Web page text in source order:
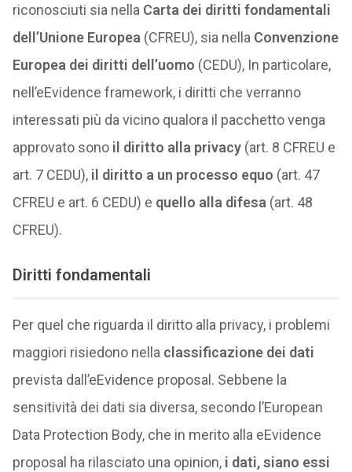
riconosciuti sia nella Carta dei diritti fondamentali
dell’Unione Europea (CFREU), sia nella Convenzione
Europea dei diritti dell’uomo (CEDU), In particolare,
nell’eEvidence framework, i diritti che verranno
interessati più da vicino qualora il pacchetto venga
approvato sonoil diritto alla privacy(art. 8 CFREU e
art. 7 CEDU), il diritto a un processo equo (art. 47
CFREU e art. 6 CEDU) e quello alla difesa (art. 48
CFREU).
Diritti fondamentali
Per quel che riguarda il diritto alla privacy, i problemi
maggiori risiedono nella classificazione dei dati
prevista dall’eEvidence proposal. Sebbene la
sensitività dei dati sia diversa, secondo l’European
Data Protection Body, che in merito alla eEvidence
proposal ha rilasciato una opinion, i dati, siano essi